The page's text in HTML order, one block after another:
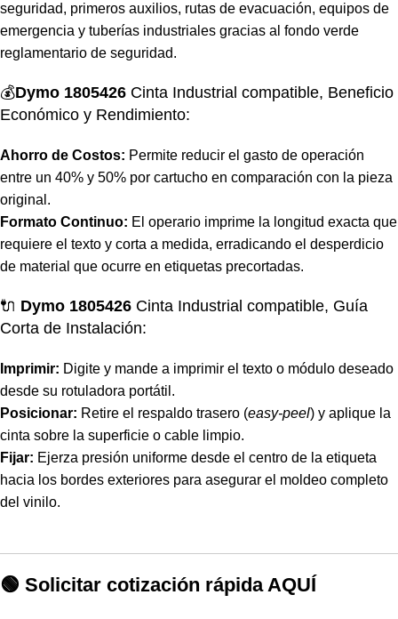
seguridad, primeros auxilios, rutas de evacuación, equipos de
emergencia y tuberías industriales gracias al fondo verde
reglamentario de seguridad.
💰Dymo 1805426 Cinta Industrial compatible, Beneficio
Económico y Rendimiento:
Ahorro de Costos: Permite reducir el gasto de operación
entre un 40% y 50% por cartucho en comparación con la pieza
original.
Formato Continuo: El operario imprime la longitud exacta que
requiere el texto y corta a medida, erradicando el desperdicio
de material que ocurre en etiquetas precortadas.
🔌 Dymo 1805426 Cinta Industrial compatible, Guía
Corta de Instalación:
Imprimir: Digite y mande a imprimir el texto o módulo deseado
desde su rotuladora portátil.
Posicionar: Retire el respaldo trasero (easy-peel) y aplique la
cinta sobre la superficie o cable limpio.
Fijar: Ejerza presión uniforme desde el centro de la etiqueta
hacia los bordes exteriores para asegurar el moldeo completo
del vinilo.
🟢 Solicitar cotización rápida AQUÍ